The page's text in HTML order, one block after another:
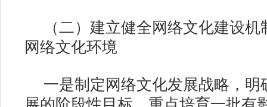
（二）建立健全网络文化建设
网络文化环境
一是制定网络文化发展战略，明
展的阶段性目标，重点培育一批有